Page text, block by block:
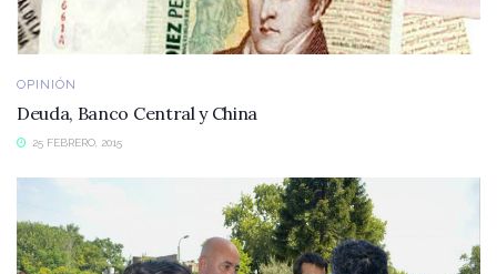
OPINIÓN
Deuda, Banco Central y China
25 FEBRERO, 2015